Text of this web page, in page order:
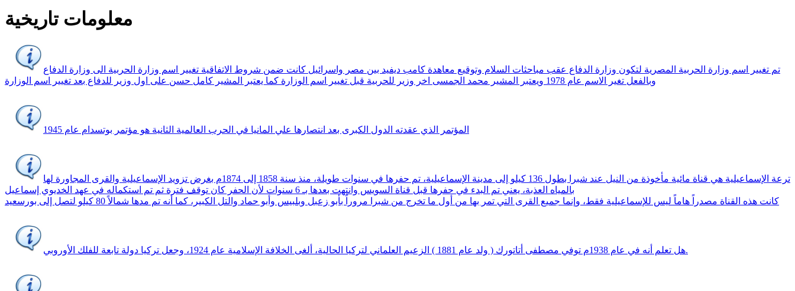
معلومات تاريخية
تم تغيير اسم وزارة الحربية المصرية لتكون وزارة الدفاع عقب مباحثات السلام وتوقيع معاهدة كامب ديفيد بين مصر واسرائيل كانت ضمن شروط الاتفاقية تغيير اسم وزارة الحربية الى وزارة الدفاع
وبالفعل تغير الاسم عام 1978 ويعتبر المشير محمد الجمسى اخر وزير للحربية قبل تغيير اسم الوزارة كما يعتبر المشير كامل حسن على اول وزير للدفاع بعد تغيير اسم الوزارة
المؤتمر الذي عقدته الدول الكبرى بعد انتصارها علي المانيا في الحرب العالمية الثانية هو مؤتمر بوتسدام عام 1945
ترعة الإسماعيلية هي قناة مائية مأخوذة من النيل عند شبرا بطول 136 كيلو إلى مدينة الإسماعيلية، تم حفرها في سنوات طويلة، منذ سنة 1858 إلى 1874م بغرض تزويد الإسماعيلية والقرى المجاورة لها
بالمياه العذبة، يعني تم البدء في حفرها قبل قناة السويس وانتهت بعدها بـ 6 سنوات لأن الحفر كان توقف فترة ثم تم استكماله في عهد الخديوي إسماعيل
كانت هذه القناة مصدراً هاماً ليس للإسماعيلية فقط، وإنما جميع القرى التي تمر بها من أول ما تخرج من شبرا مروراً بأبو زعبل وبلبيس وأبو حماد والتل الكبير، كما أنه تم مدها شمالاً 80 كيلو لتصل إلى بورسعيد
هل تعلم أنه في عام 1938م توفي مصطفى أتاتورك ( ولد عام 1881 ) الزعيم العلماني لتركيا الحالية، ألغى الخلافة الإسلامية عام 1924، وجعل تركيا دولة تابعة للفلك الأوروبي.